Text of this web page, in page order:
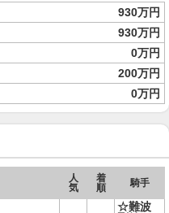
930万円
930万円
0万円
200万円
0万円
人
気
着
順
騎手
☆難波